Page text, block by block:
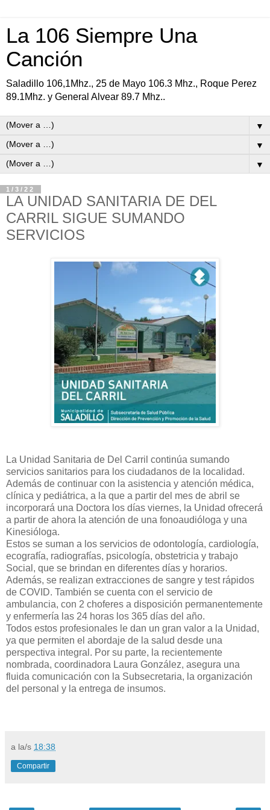
La 106 Siempre Una
Canción
Saladillo 106,1Mhz., 25 de Mayo 106.3 Mhz., Roque Perez
89.1Mhz. y General Alvear 89.7 Mhz..
▼
▼
▼
1/3/22
LA UNIDAD SANITARIA DE DEL
CARRIL SIGUE SUMANDO
SERVICIOS
La Unidad Sanitaria de Del Carril continúa sumando
servicios sanitarios para los ciudadanos de la localidad.
Además de continuar con la asistencia y atención médica,
clínica y pediátrica, a la que a partir del mes de abril se
incorporará una Doctora los días viernes, la Unidad ofrecerá
a partir de ahora la atención de una fonoaudióloga y una
Kinesióloga.
Estos se suman a los servicios de odontología, cardiología,
ecografía, radiografías, psicología, obstetricia y trabajo
Social, que se brindan en diferentes días y horarios.
Además, se realizan extracciones de sangre y test rápidos
de COVID. También se cuenta con el servicio de
ambulancia, con 2 choferes a disposición permanentemente
y enfermería las 24 horas los 365 días del año.
Todos estos profesionales le dan un gran valor a la Unidad,
ya que permiten el abordaje de la salud desde una
perspectiva integral. Por su parte, la recientemente
nombrada, coordinadora Laura González, asegura una
fluida comunicación con la Subsecretaria, la organización
del personal y la entrega de insumos.
a la/s 18:38
Compartir